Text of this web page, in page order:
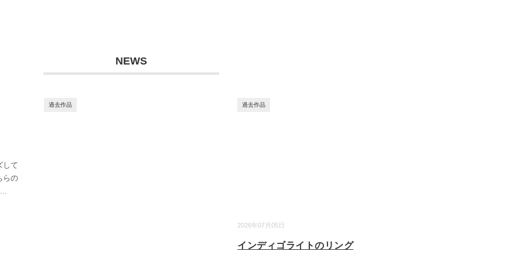
NEWS
して
らの
...
過去作品
2026年07月05日
過去作品
インディゴライトのリング